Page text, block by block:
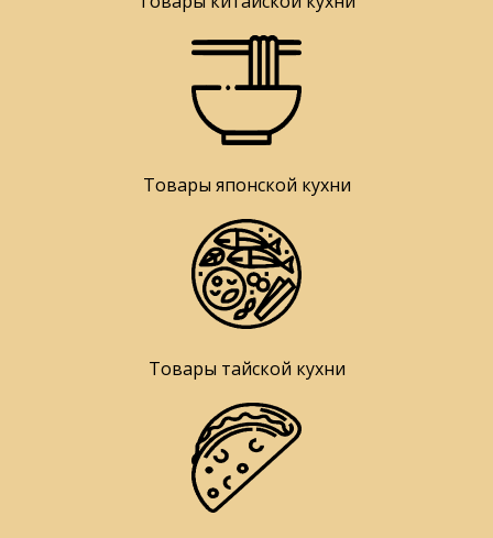
Товары японской кухни
Товары тайской кухни